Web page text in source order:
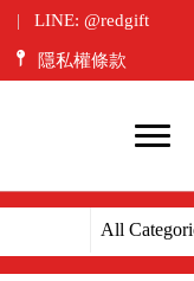
LINE: @redgift
隱私權條款